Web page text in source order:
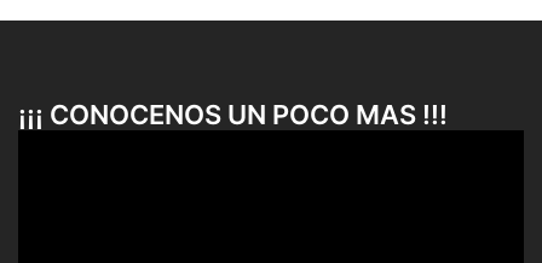
¡¡¡ CONOCENOS UN POCO MAS !!!